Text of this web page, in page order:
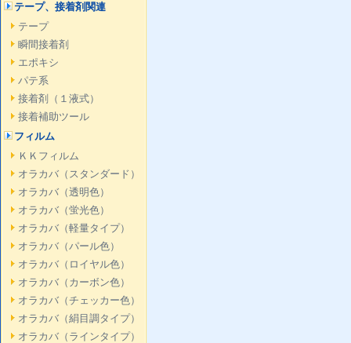
テープ、接着剤関連
テープ
瞬間接着剤
エポキシ
パテ系
接着剤（１液式）
接着補助ツール
フィルム
ＫＫフィルム
オラカバ（スタンダード）
オラカバ（透明色）
オラカバ（蛍光色）
オラカバ（軽量タイプ）
オラカバ（パール色）
オラカバ（ロイヤル色）
オラカバ（カーボン色）
オラカバ（チェッカー色）
オラカバ（絹目調タイプ）
オラカバ（ラインタイプ）